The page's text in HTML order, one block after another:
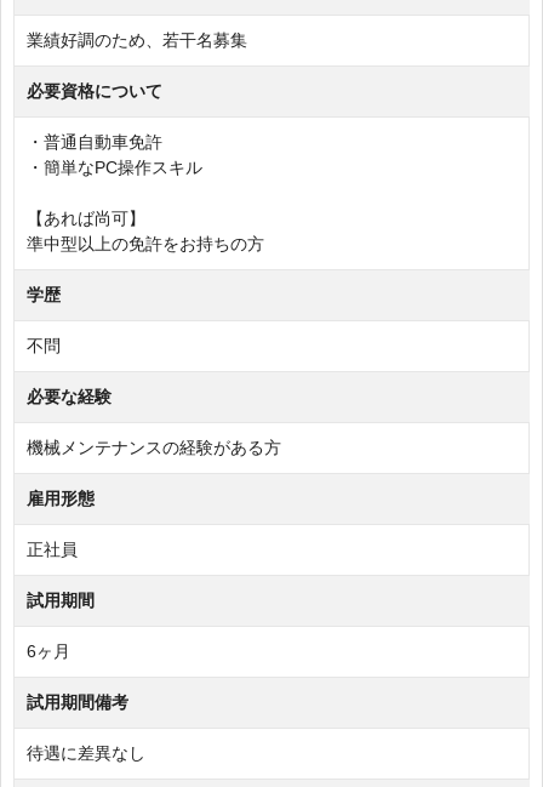
業績好調のため、若干名募集
必要資格について
・普通自動車免許
・簡単なPC操作スキル
【あれば尚可】
準中型以上の免許をお持ちの方
学歴
不問
必要な経験
機械メンテナンスの経験がある方
雇用形態
正社員
試用期間
6ヶ月
試用期間備考
待遇に差異なし